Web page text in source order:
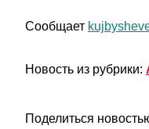
Сообщает
Новость из рубрики:
Поделиться